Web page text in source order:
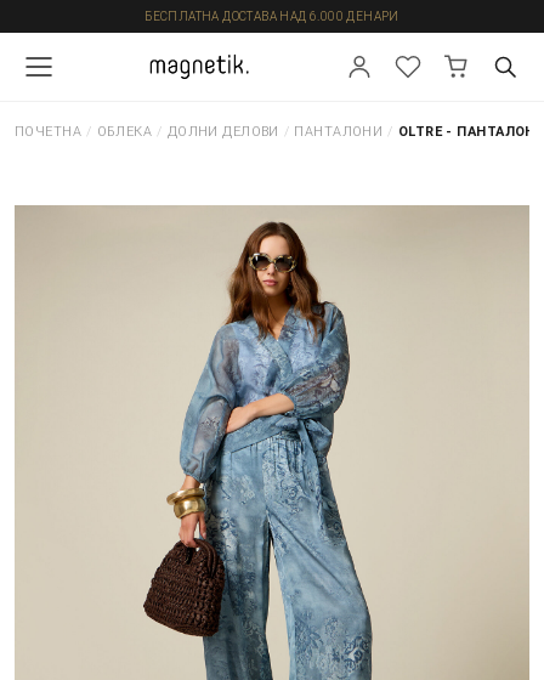
БЕСПЛАТНА ДОСТАВА НАД 6.000 ДЕНАРИ
ПОЧЕТНА / ОБЛЕКА / ДОЛНИ ДЕЛОВИ / ПАНТАЛОНИ / OLTRE -